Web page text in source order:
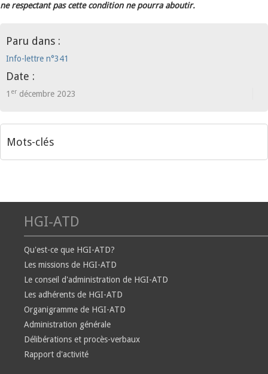
ne respectant pas cette condition ne pourra aboutir.
Paru dans :
Info-lettre n°341
Date :
1 er décembre 2023
Mots-clés
HGI-ATD
Qu'est-ce que HGI-ATD?
Les missions de HGI-ATD
Le conseil d'administration de HGI-ATD
Les adhérents de HGI-ATD
Organigramme de HGI-ATD
Administration générale
Délibérations et procès-verbaux
Rapport d'activité